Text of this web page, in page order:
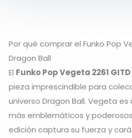
Por qué comprar el Funko Pop
Dragon Ball
El Funko Pop Vegeta 2261
pieza imprescindible para
universo Dragon Ball. Vegeta es
más emblemáticos y
edición captura su fuerza y